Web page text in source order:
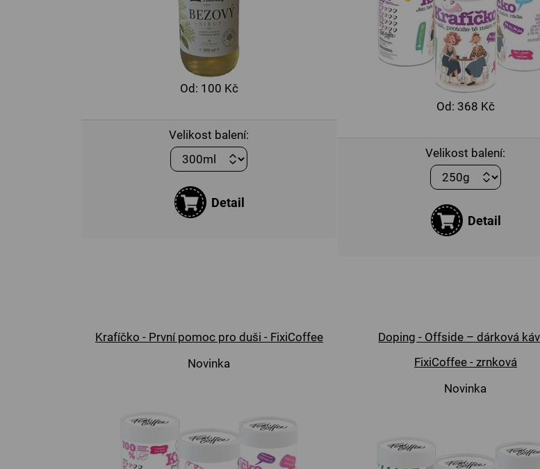
Od: 100 Kč
Velikost balení:
Detail
Od: 368 Kč
Velikost balení:
Detail
Krafíčko - První pomoc pro duši - FixiCoffee
Novinka
Doping - Offside – dárková
FixiCoffee - zrnková
Novinka